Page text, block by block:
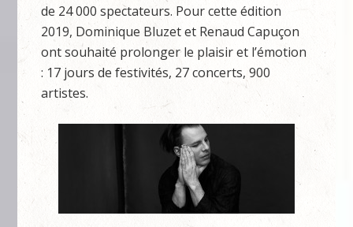
de 24 000 spectateurs. Pour cette édition
2019, Dominique Bluzet et Renaud Capuçon
ont souhaité prolonger le plaisir et l’émotion
: 17 jours de festivités, 27 concerts, 900
artistes.